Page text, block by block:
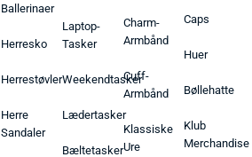
Ballerinaer
Herresko
Herrestøvler
Herre
Sandaler
Laptop-
Tasker
Weekendtasker
Lædertasker
Bæltetasker
Charm-
Armbånd
Cuff-
Armbånd
Klassiske
Ure
Caps
Huer
Bøllehatte
Klub
Merchandise